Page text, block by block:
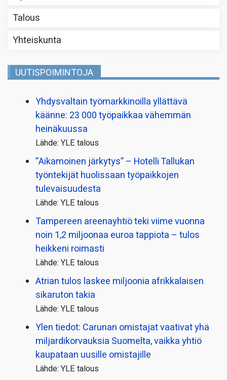
Talous
Yhteiskunta
UUTISPOIMINTOJA
Yhdysvaltain työmarkkinoilla yllättävä
käänne: 23 000 työpaikkaa vähemmän
heinäkuussa
Lähde: YLE talous
”Aikamoinen järkytys” – Hotelli Tallukan
työntekijät huolissaan työpaikkojen
tulevaisuudesta
Lähde: YLE talous
Tampereen areenayhtiö teki viime vuonna
noin 1,2 miljoonaa euroa tappiota – tulos
heikkeni roimasti
Lähde: YLE talous
Atrian tulos laskee miljoonia afrikkalaisen
sikaruton takia
Lähde: YLE talous
Ylen tiedot: Carunan omistajat vaativat yhä
miljardi­korvauksia Suomelta, vaikka yhtiö
kaupataan uusille omistajille
Lähde: YLE talous